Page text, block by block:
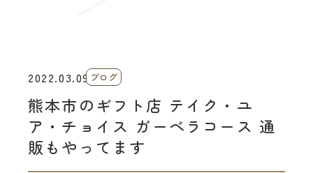
2022.03.09 ブログ
熊本市のギフト店 テイク・ユ
ア・チョイス ガーベラコース 通
販もやってます